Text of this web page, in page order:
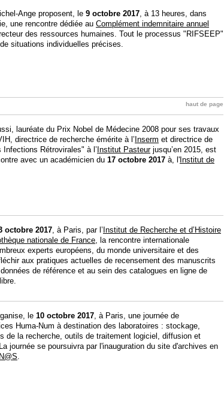
Ange proposent, le 9 octobre 2017, à 13 heures, dans
une rencontre dédiée au Complément indemnitaire annuel
des ressources humaines. Tout le processus "RIFSEEP"
situations individuelles précises.
haut de page
lauréate du Prix Nobel de Médecine 2008 pour ses travaux
directrice de recherche émérite à l’ Inserm et directrice de
Infections Rétrovirales" à l’ Institut Pasteurjusqu’en 2015, est
avec un académicien du 17 octobre 2017 à, l' Institut de
octobre 2017, à Paris, par l’ Institut de Recherche et d’Histoire
nationale de France, la rencontre internationale
experts européens, du monde universitaire et des
aux pratiques actuelles de recensement des manuscrits
de référence et au sein des catalogues en ligne de
le 10 octobre 2017, à Paris, une journée de
Huma-Num à destination des laboratoires : stockage,
de la recherche, outils de traitement logiciel, diffusion et
journée se poursuivra par l'inauguration du site d'archives en
.